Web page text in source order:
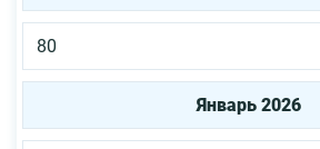
80
Январь 2026